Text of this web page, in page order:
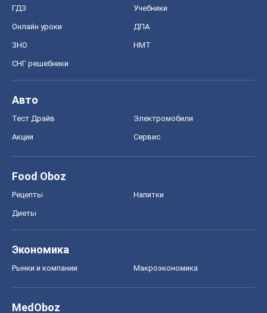
ГДЗ Учебники
Онлайн уроки ДПА
ЗНО НМТ
СНГ решебники
Авто
Тест Драйв Электромобили
Акции Сервис
Food Oboz
Рецепты Напитки
Диеты
Экономика
Рынки и компании Mакроэкономика
MedOboz